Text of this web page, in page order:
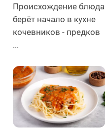
Происхождение блюда
берёт начало в кухне
кочевников - предков
...